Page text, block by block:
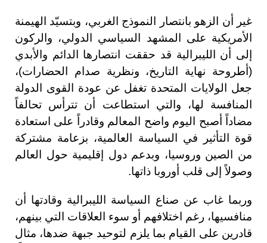
غير أن الزهو بانتصار النموذج الغربي، وبتسيّد الهيمنة
الأمريكية على المشهد السياسي الدولي، والركون
إلى أن الليبرالية قد حققت انتصارها الدائم والأبدي
(أطروحة نهاية التاريخ، ونظرية صدام الحضارات)،
جعل الولايات المتحدة تغفل عن عودة القوى الدولة
المنافسة لها، والتي استطاعت أن تترأس تحالفاً
مضاداً أصبح اليوم واضح المعالم وقادراً على استعادة
قوة التأثير في السياسة العالمية، بزعامة مشتركة
من الصين وروسيا، وبدعم دول إقليمية حول العالم
وصولاً إلى قلب أوروبا ذاتها.
وربما غاب عن صناع السياسة الليبرالية وقادتها أن
منافسيها، رغم اختلافهم أو سوء العلاقات التي بينهم،
قادرين على القيام بما يلزم لتوحيد جبهة ضدها، مثال